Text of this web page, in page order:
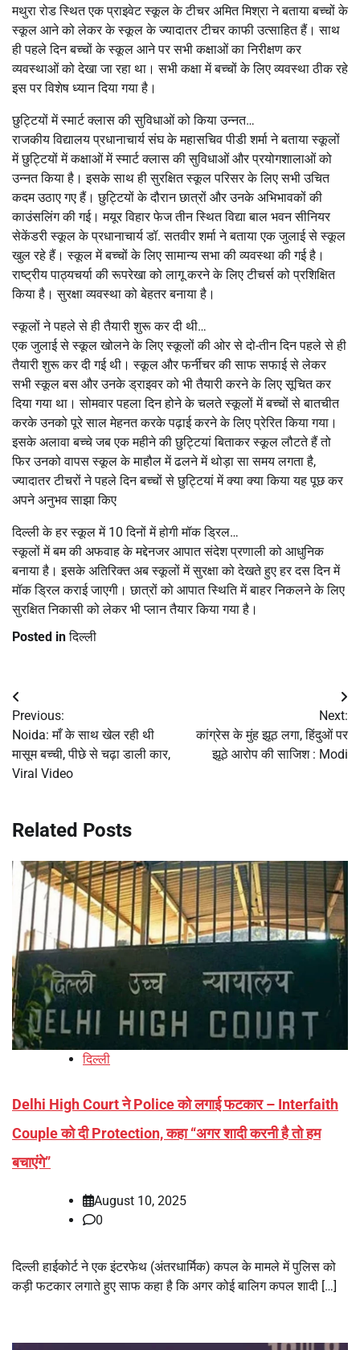
मथुरा रोड स्थित एक प्राइवेट स्कूल के टीचर अमित मिश्रा ने बताया बच्चों के
स्कूल आने को लेकर के स्कूल के ज्यादातर टीचर काफी उत्साहित हैं। साथ
ही पहले दिन बच्चों के स्कूल आने पर सभी कक्षाओं का निरीक्षण कर
व्यवस्थाओं को देखा जा रहा था। सभी कक्षा में बच्चों के लिए व्यवस्था ठीक रहे
इस पर विशेष ध्यान दिया गया है।
छुट्टियों में स्मार्ट क्लास की सुविधाओं को किया उन्नत…
राजकीय विद्यालय प्रधानाचार्य संघ के महासचिव पीडी शर्मा ने बताया स्कूलों
में छुट्टियों में कक्षाओं में स्मार्ट क्लास की सुविधाओं और प्रयोगशालाओं को
उन्नत किया है। इसके साथ ही सुरक्षित स्कूल परिसर के लिए सभी उचित
कदम उठाए गए हैं। छुट्टियों के दौरान छात्रों और उनके अभिभावकों की
काउंसलिंग की गई। मयूर विहार फेज तीन स्थित विद्या बाल भवन सीनियर
सेकेंडरी स्कूल के प्रधानाचार्य डॉ. सतवीर शर्मा ने बताया एक जुलाई से स्कूल
खुल रहे हैं। स्कूल में बच्चों के लिए सामान्य सभा की व्यवस्था की गई है।
राष्ट्रीय पाठ्यचर्या की रूपरेखा को लागू करने के लिए टीचर्स को प्रशिक्षित
किया है। सुरक्षा व्यवस्था को बेहतर बनाया है।
स्कूलों ने पहले से ही तैयारी शुरू कर दी थी…
एक जुलाई से स्कूल खोलने के लिए स्कूलों की ओर से दो-तीन दिन पहले से ही
तैयारी शुरू कर दी गई थी। स्कूल और फर्नीचर की साफ सफाई से लेकर
सभी स्कूल बस और उनके ड्राइवर को भी तैयारी करने के लिए सूचित कर
दिया गया था। सोमवार पहला दिन होने के चलते स्कूलों में बच्चों से बातचीत
करके उनको पूरे साल मेहनत करके पढ़ाई करने के लिए प्रेरित किया गया।
इसके अलावा बच्चे जब एक महीने की छुट्टियां बिताकर स्कूल लौटते हैं तो
फिर उनको वापस स्कूल के माहौल में ढलने में थोड़ा सा समय लगता है,
ज्यादातर टीचरों ने पहले दिन बच्चों से छुट्टियां में क्या क्या किया यह पूछ कर
अपने अनुभव साझा किए
दिल्ली के हर स्कूल में 10 दिनों में होगी मॉक ड्रिल…
स्कूलों में बम की अफवाह के मद्देनजर आपात संदेश प्रणाली को आधुनिक
बनाया है। इसके अतिरिक्त अब स्कूलों में सुरक्षा को देखते हुए हर दस दिन में
मॉक ड्रिल कराई जाएगी। छात्रों को आपात स्थिति में बाहर निकलने के लिए
सुरक्षित निकासी को लेकर भी प्लान तैयार किया गया है।
Posted inदिल्ली
Post
navigation
Previous:
Noida: माँ के साथ खेल रही थी
मासूम बच्ची, पीछे से चढ़ा डाली कार,
Viral Video
Next:
कांग्रेस के मुंह झूठ लगा, हिंदुओं पर
झूठे आरोप की साजिश : Modi
Related Posts
दिल्ली
Delhi High Court ने Police को लगाई फटकार – Interfaith
Couple को दी Protection, कहा “अगर शादी करनी है तो हम
बचाएंगे”
August 10, 2025
0
दिल्ली हाईकोर्ट ने एक इंटरफेथ (अंतरधार्मिक) कपल के मामले में पुलिस को
कड़ी फटकार लगाते हुए साफ कहा है कि अगर कोई बालिग कपल शादी […]